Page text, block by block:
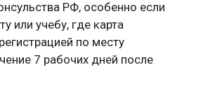
РФ, особенно если
или учебу, где карта
по месту
7 рабочих дней после